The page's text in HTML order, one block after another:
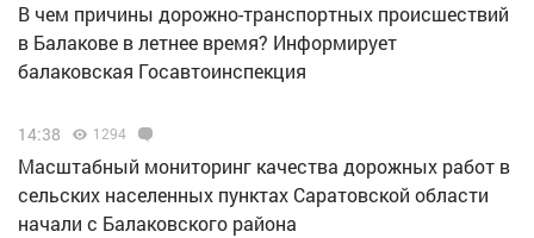
В чем причины дорожно-транспортных происшествий
в Балакове в летнее время? Информирует
балаковская Госавтоинспекция
14:38 1294
Масштабный мониторинг качества дорожных работ в
сельских населенных пунктах Саратовской области
начали с Балаковского района